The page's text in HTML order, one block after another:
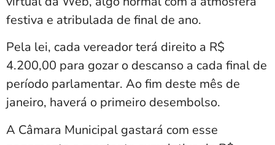
festiva e atribulada de final de ano.
Pela lei, cada vereador terá direito a R$
4.200,00 para gozar o descanso a cada final de
período parlamentar. Ao fim deste mês de
janeiro, haverá o primeiro desembolso.
A Câmara Municipal gastará com esse